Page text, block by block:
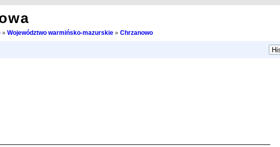
» Województwo warmińsko-mazurskie» Chrzanowo